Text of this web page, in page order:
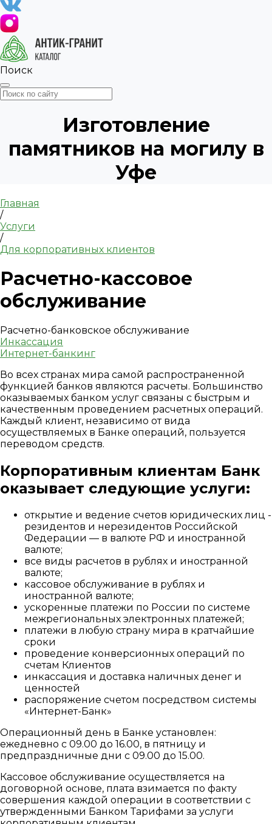
Поиск
Изготовление
памятников на могилу в
Уфе
Главная
/
Услуги
/
Для корпоративных клиентов
Расчетно-кассовое
обслуживание
Расчетно-банковское обслуживание
Инкассация
Интернет-банкинг
Во всех странах мира самой распространенной
функцией банков являются расчеты. Большинство
оказываемых банком услуг связаны с быстрым и
качественным проведением расчетных операций.
Каждый клиент, независимо от вида
осуществляемых в Банке операций, пользуется
переводом средств.
Корпоративным клиентам Банк
оказывает следующие услуги:
открытие и ведение счетов юридических лиц -
резидентов и нерезидентов Российской
Федерации — в валюте РФ и иностранной
валюте;
все виды расчетов в рублях и иностранной
валюте;
кассовое обслуживание в рублях и
иностранной валюте;
ускоренные платежи по России по системе
межрегиональных электронных платежей;
платежи в любую страну мира в кратчайшие
сроки
проведение конверсионных операций по
счетам Клиентов
инкассация и доставка наличных денег и
ценностей
распоряжение счетом посредством системы
«Интернет-Банк»
Операционный день в Банке установлен:
ежедневно с 09.00 до 16.00, в пятницу и
предпраздничные дни с 09.00 до 15.00.
Кассовое обслуживание осуществляется на
договорной основе, плата взимается по факту
совершения каждой операции в соответствии с
утвержденными Банком Тарифами за услуги